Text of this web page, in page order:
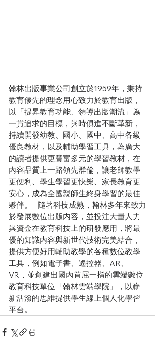
翰林出版事業公司創立於1959年，秉持
教育優先的理念用心致力於教育出版，
以「提昇教育功能、領導出版潮流」為
一貫追求的目標，與時俱進不斷革新，
持續開發幼教、國小、國中、高中各級
優良教材，以及輔助學習工具，為廣大
的讀者提供更豐富多元的學習教材，在
內容品質上一路領先群倫，讓老師教學
更便利、學生學習更快樂、家長教育更
安心，成為全國親師生終身學習的最佳
夥伴。   隨著科技成熟，翰林多年來致力
於發展數位出版内容，並投注大量人力
與資金在教育科技上的研發應用，將最
優的知識内容與新世代技術完美結合，
提供方便好用輔助教學的各種數位教學
工具，例如電子書、遙控器、AR、
VR，並創建出國內首屈一指的雲端數位
教育科技單位「翰林雲端學院」，以嶄
新活潑的思維提供學生線上個人化學習
平台。